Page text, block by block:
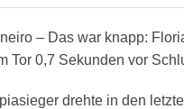
– Das war knapp:
Tor 0,7 Sekunden vor
drehte in den